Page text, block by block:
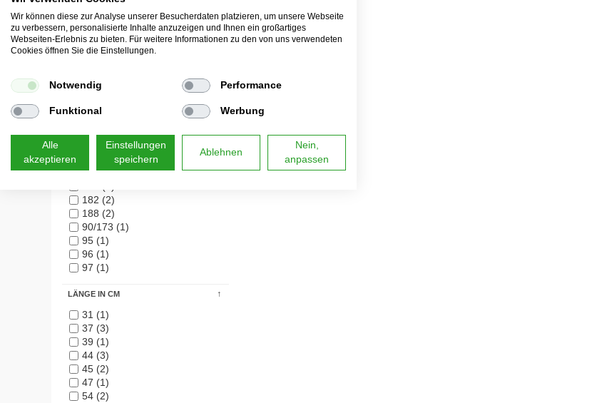
17 (1)
19 (1)
24 (1)
25 (1)
HÖHE IN CM
2 (1)
166 (1)
173 (3)
175 (1)
182 (2)
188 (2)
90/173 (1)
95 (1)
96 (1)
97 (1)
LÄNGE IN CM
31 (1)
37 (3)
39 (1)
44 (3)
45 (2)
47 (1)
54 (2)
Wir können diese zur Analyse unserer Besucherdaten platzieren, um unsere Webseite
zu verbessern, personalisierte Inhalte anzuzeigen und Ihnen ein großartiges
Webseiten-Erlebnis zu bieten. Für weitere Informationen zu den von uns verwendeten
Cookies öffnen Sie die Einstellungen.
Notwendig Performance
Funktional Werbung
Alle
akzeptieren
Einstellungen
speichern
Ablehnen
Nein,
anpassen